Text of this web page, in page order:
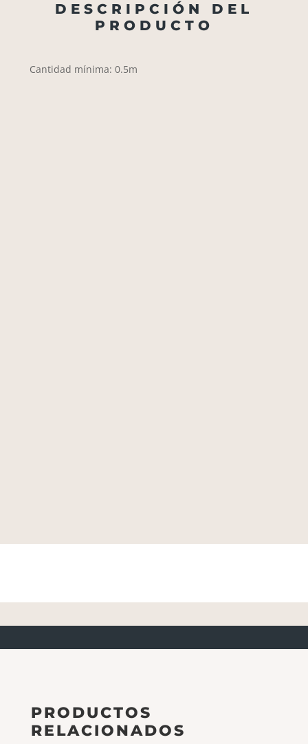
DESCRIPCIÓN DEL
PRODUCTO
Cantidad mínima: 0.5m
PRODUCTOS
RELACIONADOS